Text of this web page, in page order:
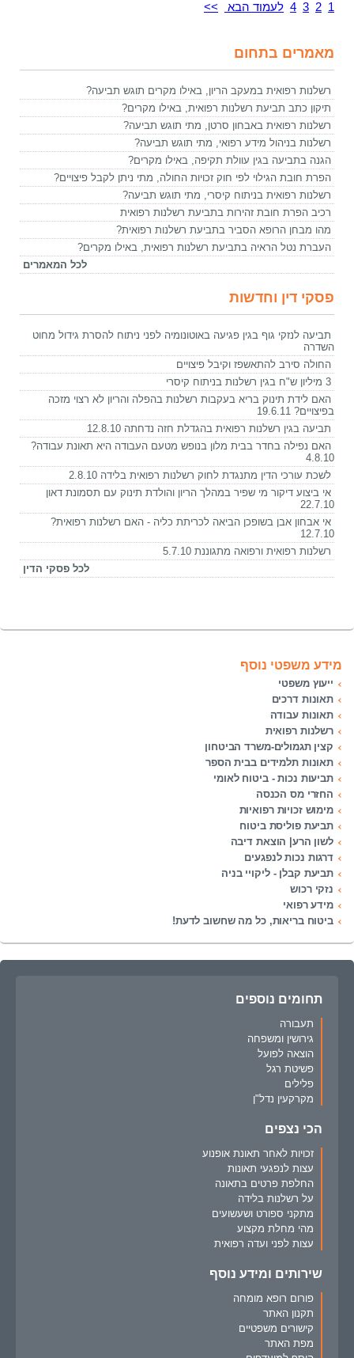
1
2
3
4 לעמוד הבא >>
מאמרים בתחום
רשלנות רפואית במעקב הריון, באילו מקרים תוגש תביעה?
תיקון כתב תביעת רשלנות רפואית, באילו מקרים?
רשלנות רפואית באבחון סרטן, מתי תוגש תביעה?
רשלנות בניהול מידע רפואי, מתי תוגש תביעה?
הגנה בתביעה בגין עוולת תקיפה, באילו מקרים?
הפרת חובת הגילוי לפי חוק זכויות החולה, מתי ניתן לקבל פיצויים?
רשלנות רפואית בניתוח קיסרי, מתי תוגש תביעה?
רכיב הפרת חובת זהירות בתביעת רשלנות רפואית
מהו מבחן הרופא הסביר בתביעת רשלנות רפואית?
העברת נטל הראיה בתביעת רשלנות רפואית, באילו מקרים?
לכל המאמרים
פסקי דין וחדשות
תביעה לנזקי גוף בגין פגיעה באוטונומיה לפני ניתוח להסרת גידול מחוט
השדרה
החולה סירב להתאשפז וקיבל פיצויים
3 מיליון ש"ח בגין רשלנות בניתוח קיסרי
האם לידת תינוק בריא בעקבות רשלנות בהפלה והריון לא רצוי מזכה
בפיצויים? 19.6.11
תביעה בגין רשלנות רפואית בהגדלת חזה נדחתה 12.8.10
האם נפילה בחדר בבית מלון בנופש מטעם העבודה היא תאונת עבודה?
4.8.10
לשכת עורכי הדין מתנגדת לחוק רשלנות רפואית בלידה 2.8.10
אי ביצוע דיקור מי שפיר במהלך הריון והולדת תינוק עם תסמונת דאון
22.7.10
אי אבחון אבן בשופכן הביאה לכריתת כליה - האם רשלנות רפואית?
12.7.10
רשלנות רפואית ורפואה מתגוננת 5.7.10
לכל פסקי הדין
מידע משפטי נוסף
ייעוץ משפטי
תאונות דרכים
תאונות עבודה
רשלנות רפואית
קצין תגמולים-משרד הביטחון
תאונות תלמידים בבית הספר
תביעות נכות - ביטוח לאומי
החזרי מס הכנסה
מימוש זכויות רפואיות
תביעת פוליסת ביטוח
לשון הרע| הוצאת דיבה
דרגות נכות לנפגעים
תביעת קבלן - ליקויי בניה
נזקי רכוש
מידע רפואי
ביטוח בריאות, כל מה שחשוב לדעת!
תחומים נוספים
תעבורה
גירושין ומשפחה
הוצאה לפועל
פשיטת רגל
פלילים
מקרקעין נדל"ן
הכי נצפים
זכויות לאחר תאונת אופנוע
עצות לנפגעי תאונות
החלפת פרטים בתאונה
על רשלנות בלידה
מתקני ספורט ושעשועים
מהי מחלת מקצוע
עצות לפני ועדה רפואית
שירותים ומידע נוסף
פורום רופא מומחה
תקנון האתר
קישורים משפטיים
מפת האתר